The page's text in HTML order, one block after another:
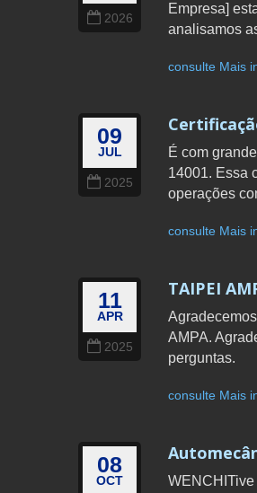
2026
Empresa]
analisamos
consulte Mais
09
JUL
2025
É com
14001. Essa
operações
consulte Mais
11
APR
2025
TAIPEI
AMPA.
perguntas.
consulte Mais
08
OCT